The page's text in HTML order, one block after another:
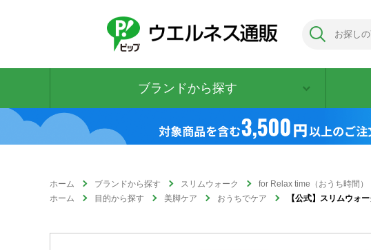
ブランドから探す
ホーム ブランドから探す スリムウォーク for Relax time（おうち時間）
ホーム
目的から探す 美脚ケア おうちでケア 【公式】スリムウォ